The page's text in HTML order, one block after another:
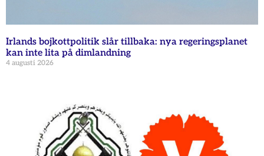
Irlands bojkottpolitik slår tillbaka: nya regeringsplanet
kan inte lita på dimlandning
4 augusti 2026